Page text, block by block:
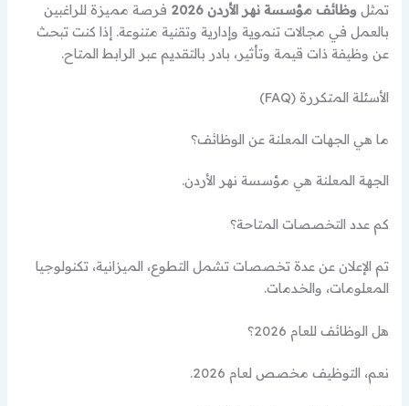
تمثلوظائف مؤسسة نهر الأردن 2026
فرصة مميزة للراغبين
بالعمل في مجالات تنموية وإدارية وتقنية متنوعة. إذا كنت تبحث
عن وظيفة ذات قيمة وتأثير، بادر بالتقديم عبر الرابط المتاح.
الأسئلة المتكررة (FAQ)
ما هي الجهات المعلنة عن الوظائف؟
الجهة المعلنة هي مؤسسة نهر الأردن.
كم عدد التخصصات المتاحة؟
تم الإعلان عن عدة تخصصات تشمل التطوع، الميزانية، تكنولوجيا
المعلومات، والخدمات.
هل الوظائف للعام 2026؟
نعم، التوظيف مخصص لعام 2026.